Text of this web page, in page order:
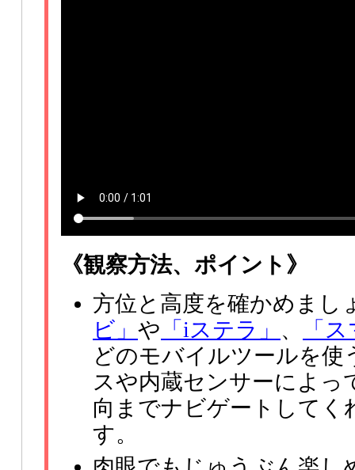
《観察方法、ポイント》
方位と高度を確かめまし
ビ」 や 「iステラ」 、
「
どのモバイルツールを使
スや内蔵センサーによっ
向までナビゲートしてく
す。